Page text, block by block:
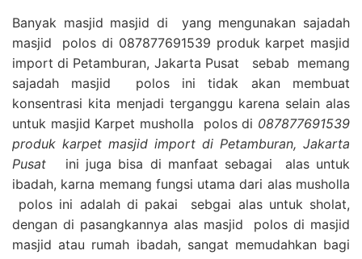
Banyak masjid masjid di yang mengunakan sajadah
masjid polos di 087877691539 produk karpet masjid
import di Petamburan, Jakarta Pusat sebab memang
sajadah masjid polos ini tidak akan membuat
konsentrasi kita menjadi terganggu karena selain alas
untuk masjid Karpet musholla polos di 087877691539
produk karpet masjid import di Petamburan, Jakarta
Pusat
ini juga bisa di manfaat sebagai alas untuk
ibadah, karna memang fungsi utama dari alas musholla
polos ini adalah di pakai sebgai alas untuk sholat,
dengan di pasangkannya alas masjid polos di masjid
masjid atau rumah ibadah, sangat memudahkan bagi